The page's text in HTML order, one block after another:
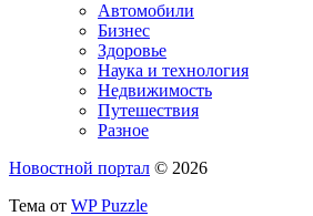
Автомобили
Бизнес
Здоровье
Наука и технология
Недвижимость
Путешествия
Разное
Новостной портал © 2026
Тема от WP Puzzle